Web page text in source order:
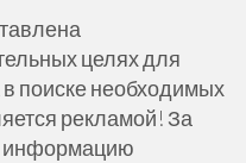
целях для
поиске необходимых
рекламой! За
информацию